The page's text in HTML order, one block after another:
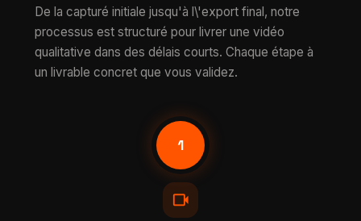
De la capturé initiale jusqu'à l\'export final, notre
processus est structuré pour livrer une vidéo
qualitative dans des délais courts. Chaque étape à
un livrable concret que vous validez.
1
videocam